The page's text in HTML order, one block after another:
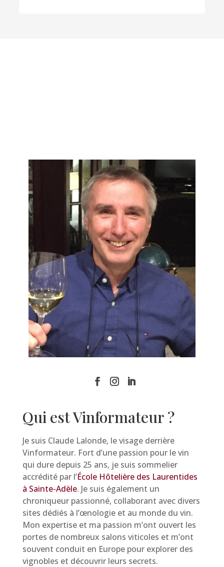
Qui est Vinformateur ?
Je suis Claude Lalonde, le visage derrière
Vinformateur. Fort d’une passion pour le vin
qui dure depuis 25 ans, je suis sommelier
accrédité par l’École Hôtelière des Laurentides
à Sainte-Adèle. Je suis également un
chroniqueur passionné, collaborant avec divers
sites dédiés à l’œnologie et au monde du vin.
Mon expertise et ma passion m’ont ouvert les
portes de nombreux salons viticoles et m’ont
souvent conduit en Europe pour explorer des
vignobles et découvrir leurs secrets.